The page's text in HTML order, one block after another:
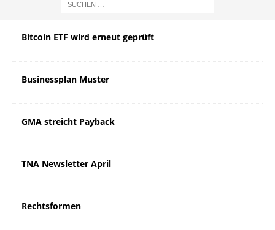
Bitcoin ETF wird erneut geprüft
Businessplan Muster
GMA streicht Payback
TNA Newsletter April
Rechtsformen